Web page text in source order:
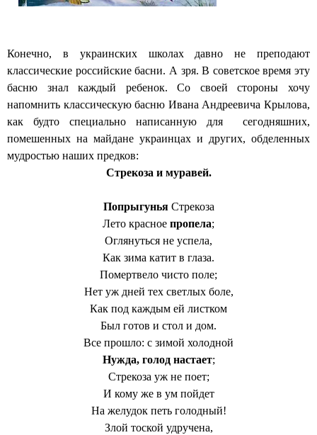
Конечно, в украинских школах давно не преподают
классические российские басни. А зря. В советское время эту
басню знал каждый ребенок. Со своей стороны хочу
напомнить классическую басню Ивана Андреевича Крылова,
как будто специально написанную для сегодняшних,
помешенных на майдане украинцах и других, обделенных
мудростью наших предков:
Стрекоза и муравей.
ПопрыгуньяСтрекоза
Лето красное пропела;
Оглянуться не успела,
Как зима катит в глаза.
Помертвело чисто поле;
Нет уж дней тех светлых боле,
Как под каждым ей листком
Был готов и стол и дом.
Все прошло: с зимой холодной
Нужда, голод настает;
Стрекоза уж не поет;
И кому же в ум пойдет
На желудок петь голодный!
Злой тоской удручена,